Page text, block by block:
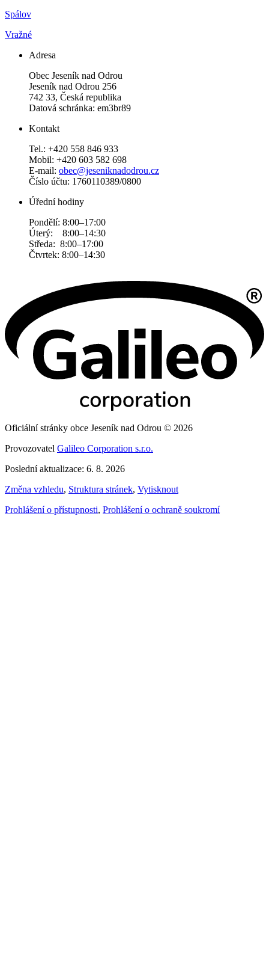
Spálov
Vražné
Adresa
Obec Jeseník nad Odrou
Jeseník nad Odrou 256
742 33, Česká republika
Datová schránka: em3br89
Kontakt
Tel.: +420 558 846 933
Mobil: +420 603 582 698
E-mail: obec@jeseniknadodrou.cz
Číslo účtu: 1760110389/0800
Úřední hodiny
Pondělí: 8:00–17:00
Úterý: 8:00–14:30
Středa: 8:00–17:00
Čtvrtek: 8:00–14:30
Oficiální stránky obce Jeseník nad Odrou © 2026
Provozovatel Galileo Corporation s.r.o.
Poslední aktualizace: 6. 8. 2026
Změna vzhledu, Struktura stránek, Vytisknout
Prohlášení o přístupnosti, Prohlášení o ochraně soukromí